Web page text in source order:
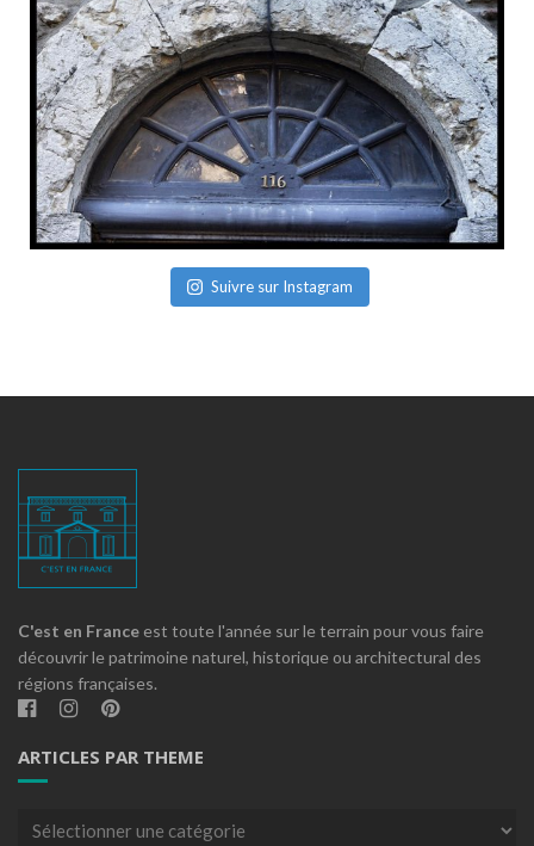
Suivre sur Instagram
C'est en France est toute l'année sur le terrain pour vous faire
découvrir le patrimoine naturel, historique ou architectural des
régions françaises.
ARTICLES PAR THEME
Articles